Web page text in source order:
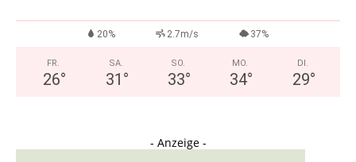
20% 2.7m/s 37%
FR.
26°
SA.
31 °
SO.
33°
MO.
34°
DI.
29°
- Anzeige -